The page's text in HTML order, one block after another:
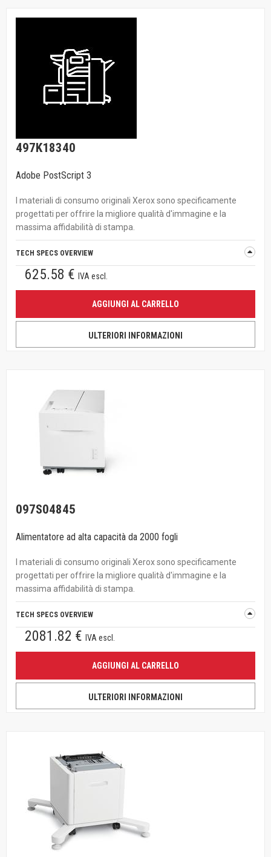
497K18340
Adobe PostScript 3
I materiali di consumo originali Xerox sono specificamente
progettati per offrire la migliore qualità d'immagine e la
massima affidabilità di stampa.
TECH SPECS OVERVIEW
625.58 € IVA escl.
AGGIUNGI AL CARRELLO
ULTERIORI INFORMAZIONI
097S04845
Alimentatore ad alta capacità da 2000 fogli
I materiali di consumo originali Xerox sono specificamente
progettati per offrire la migliore qualità d'immagine e la
massima affidabilità di stampa.
TECH SPECS OVERVIEW
2081.82 € IVA escl.
AGGIUNGI AL CARRELLO
ULTERIORI INFORMAZIONI